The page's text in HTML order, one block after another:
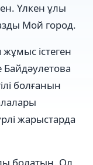
Үлкен ұлы
Мой город.
істеген
болғанын
жарыстарда
болатын. Ол